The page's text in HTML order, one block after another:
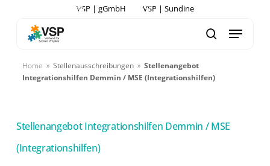
VSP | gGmbH VSP | Sundine
search
Menu
Home » Stellenausschreibungen » Stellenangebot
Integrationshilfen Demmin / MSE (Integrationshilfen)
Stellenangebot Integrationshilfen Demmin / MSE
(Integrationshilfen)